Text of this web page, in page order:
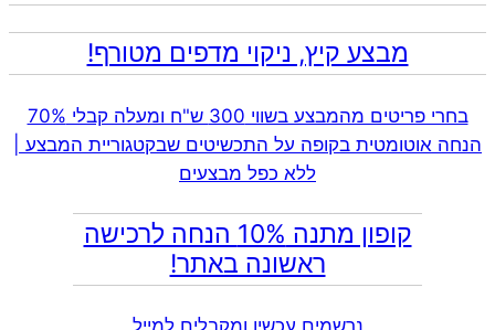
מבצע קיץ, ניקוי מדפים מטורף!
בחרי פריטים מהמבצע בשווי 300 ש"ח ומעלה קבלי 70%
הנחה אוטומטית בקופה על התכשיטים שבקטגוריית המבצע |
ללא כפל מבצעים
קופון מתנה 10% הנחה לרכישה
ראשונה באתר!